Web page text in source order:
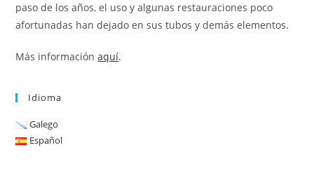
paso de los años, el uso y algunas restauraciones poco
afortunadas han dejado en sus tubos y demás elementos.
Más informaciónaquí.
Idioma
Galego
Español